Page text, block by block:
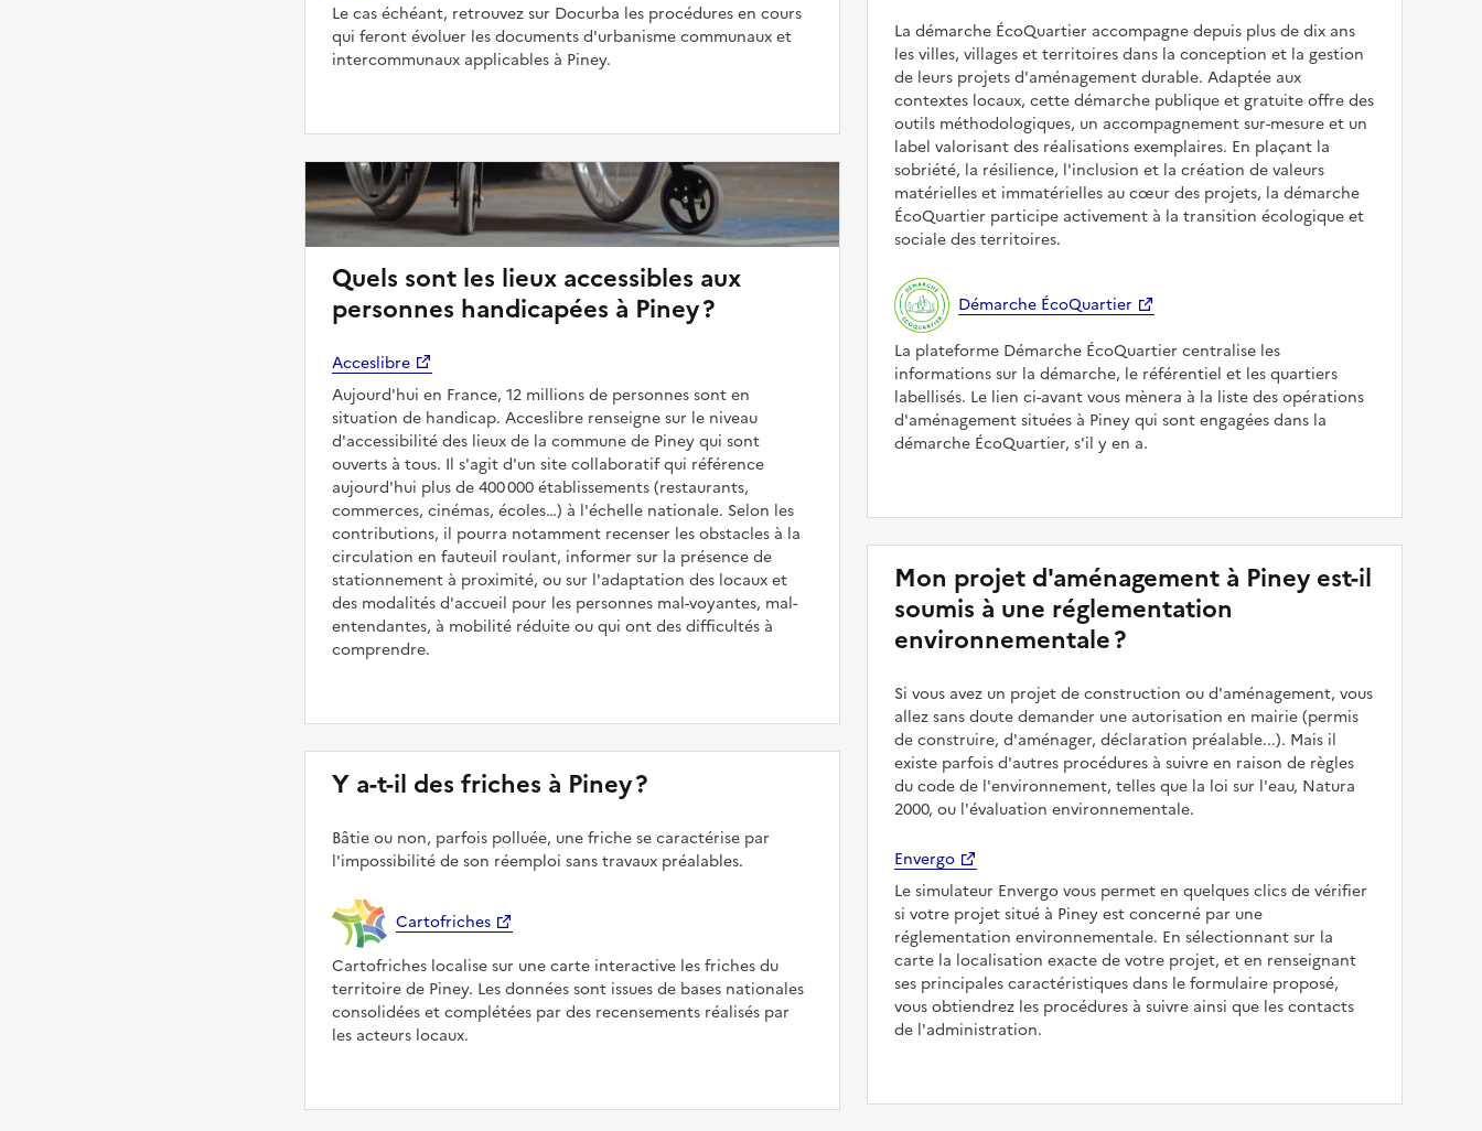
Le cas échéant, retrouvez sur Docurba les procédures en cours
qui feront évoluer les documents d'urbanisme communaux et
intercommunaux applicables à Piney.
Quels sont les lieux accessibles aux
personnes handicapées à Piney ?
Acceslibre
Aujourd'hui en France, 12 millions de personnes sont en
situation de handicap. Acceslibre renseigne sur le niveau
d'accessibilité des lieux de la commune de Piney qui sont
ouverts à tous. Il s'agit d'un site collaboratif qui référence
aujourd'hui plus de 400 000 établissements (restaurants,
commerces, cinémas, écoles…) à l'échelle nationale. Selon les
contributions, il pourra notamment recenser les obstacles à la
circulation en fauteuil roulant, informer sur la présence de
stationnement à proximité, ou sur l'adaptation des locaux et
des modalités d'accueil pour les personnes mal-voyantes, mal-
entendantes, à mobilité réduite ou qui ont des difficultés à
comprendre.
Y a-t-il des friches à Piney ?
Bâtie ou non, parfois polluée, une friche se caractérise par
l'impossibilité de son réemploi sans travaux préalables.
Cartofriches
Cartofriches localise sur une carte interactive les friches du
territoire de Piney. Les données sont issues de bases nationales
consolidées et complétées par des recensements réalisés par
les acteurs locaux.
La démarche ÉcoQuartier accompagne depuis plus de dix ans
les villes, villages et territoires dans la conception et la gestion
de leurs projets d'aménagement durable. Adaptée aux
contextes locaux, cette démarche publique et gratuite offre des
outils méthodologiques, un accompagnement sur-mesure et un
label valorisant des réalisations exemplaires. En plaçant la
sobriété, la résilience, l'inclusion et la création de valeurs
matérielles et immatérielles au cœur des projets, la démarche
ÉcoQuartier participe activement à la transition écologique et
sociale des territoires.
Démarche ÉcoQuartier
La plateforme Démarche ÉcoQuartier centralise les
informations sur la démarche, le référentiel et les quartiers
labellisés. Le lien ci-avant vous mènera à la liste des opérations
d'aménagement situées à Piney qui sont engagées dans la
démarche ÉcoQuartier, s'il y en a.
Mon projet d'aménagement à Piney est-il
soumis à une réglementation
environnementale ?
Si vous avez un projet de construction ou d'aménagement, vous
allez sans doute demander une autorisation en mairie (permis
de construire, d'aménager, déclaration préalable...). Mais il
existe parfois d'autres procédures à suivre en raison de règles
du code de l'environnement, telles que la loi sur l'eau, Natura
2000, ou l'évaluation environnementale.
Envergo
Le simulateur Envergo vous permet en quelques clics de vérifier
si votre projet situé à Piney est concerné par une
réglementation environnementale. En sélectionnant sur la
carte la localisation exacte de votre projet, et en renseignant
ses principales caractéristiques dans le formulaire proposé,
vous obtiendrez les procédures à suivre ainsi que les contacts
de l'administration.